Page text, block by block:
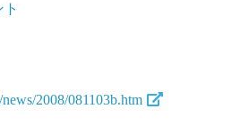
2008/081103b.htm